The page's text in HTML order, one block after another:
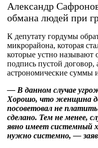
Александр
обмана людей при
К депутату гордумы
микрорайона, которая
которые устно называют
подпись пустой
астрономические суммы
— В данном случае
Хорошо, что женщина
посоветовал не
сделано. Тем не менее,
явно имеет системный
нужно системно, —